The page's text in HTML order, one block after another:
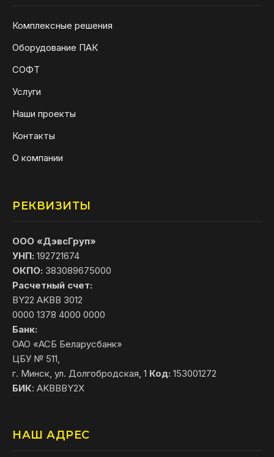
Комплексные решения
Оборудование ПАК
СОФТ
Услуги
Наши проекты
Контакты
О компании
РЕКВИЗИТЫ
ООО «ДэвсГруп»
УНП: 192721674
ОКПО: 383089675000
Расчетный счет:
BY22 AKBB 3012
0000 1378 4000 0000
Банк:
ОАО «АСБ Беларусбанк»
ЦБУ № 511,
г. Минск, ул. Долгобродская, 1 Код: 153001272
БИК: AKBBBY2X
НАШ АДРЕС